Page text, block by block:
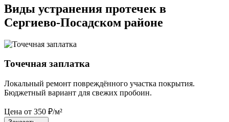
Виды устранения протечек в
Сергиево-Посадском районе
Точечная заплатка
Локальный ремонт повреждённого участка покрытия.
Бюджетный вариант для свежих пробоин.
Цена от 350 ₽/м²